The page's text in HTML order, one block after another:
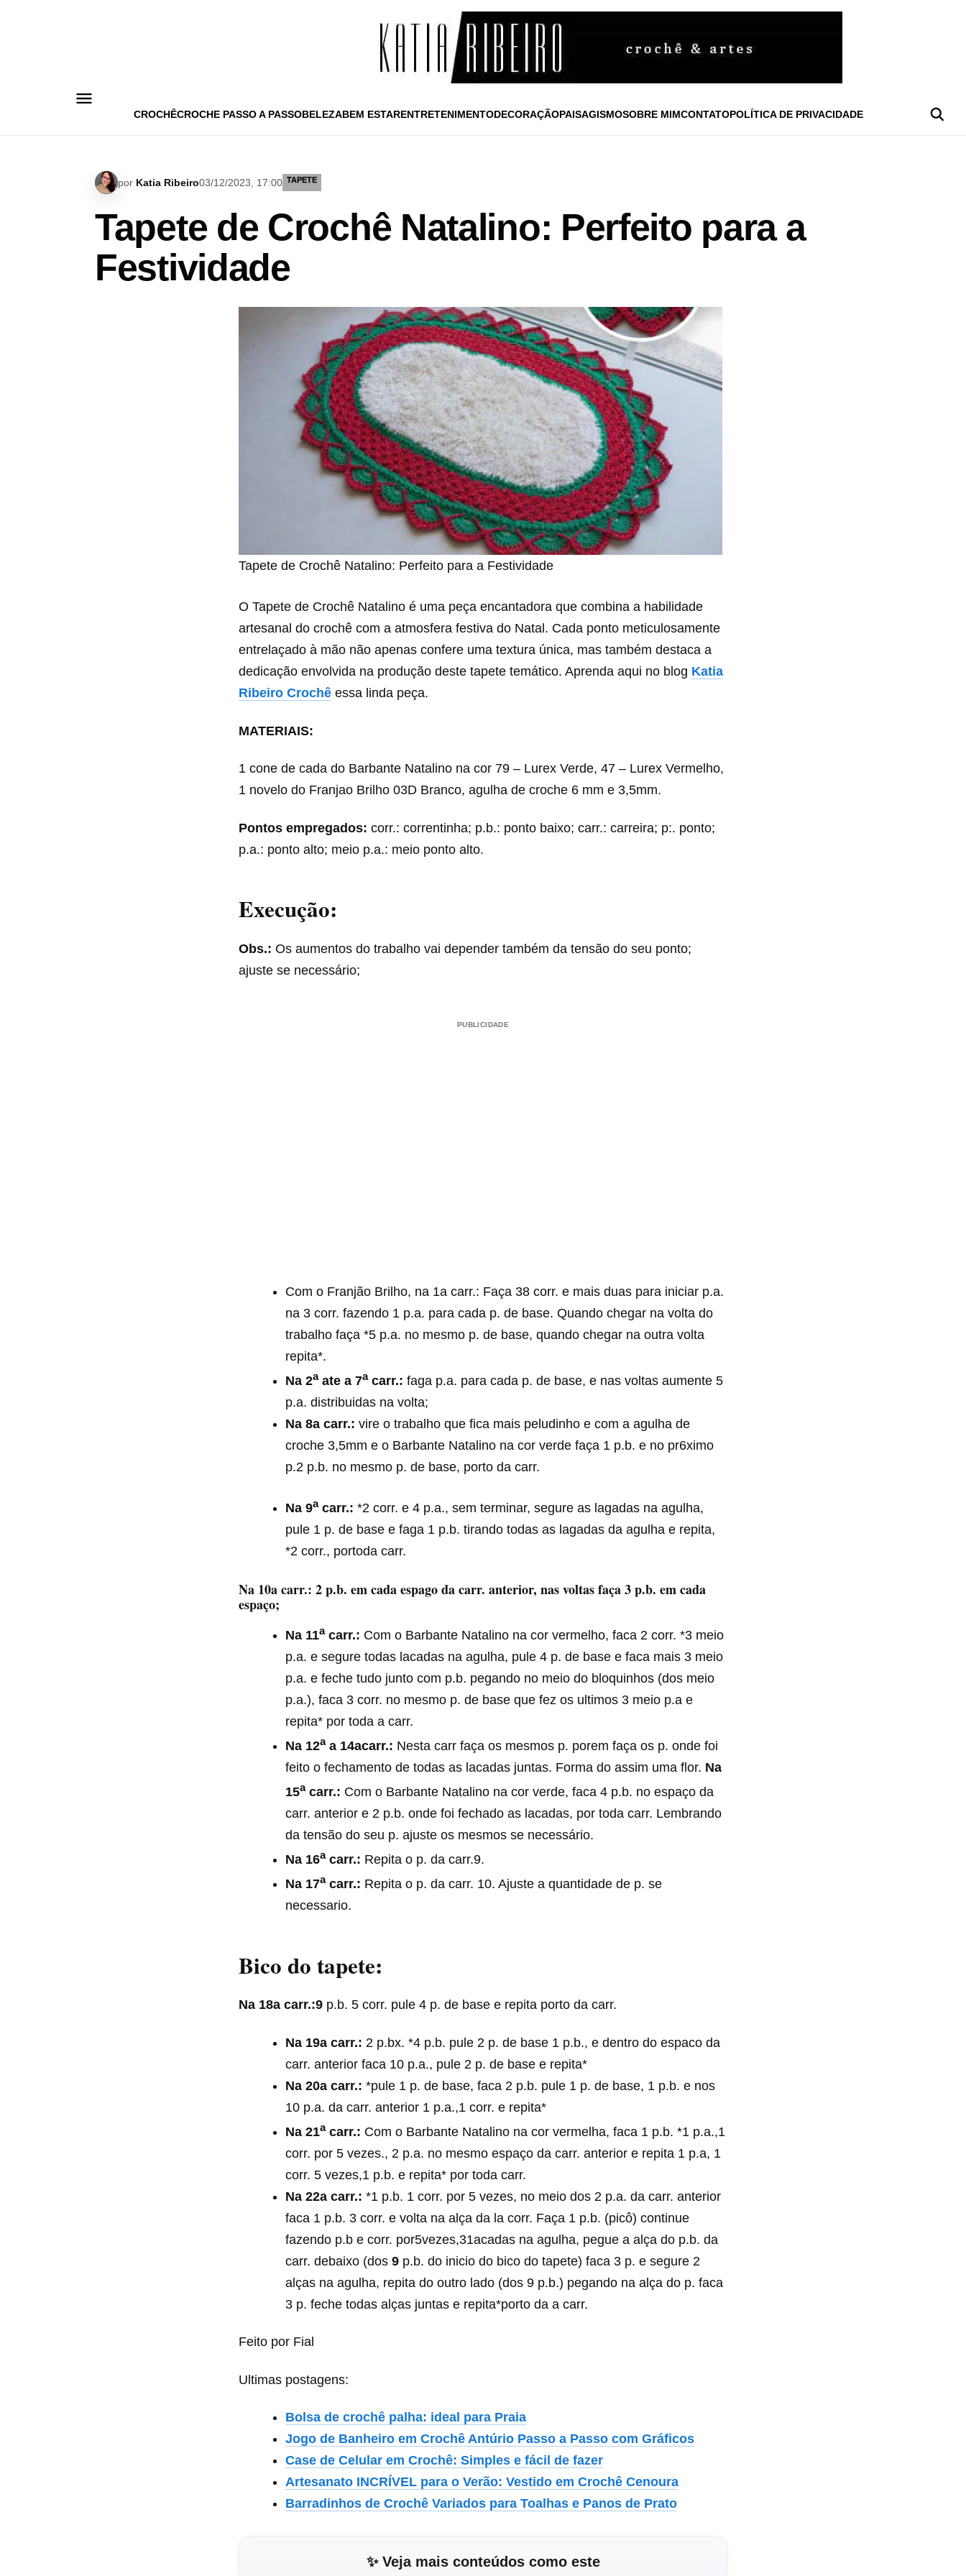
CROCHÊCROCHE PASSO A PASSOBELEZABEM ESTARENTRETENIMENTODECORAÇÃOPAISAGISMOSOBRE MIMCONTATOPOLÍTICA DE PRIVACIDADE
por Katia Ribeiro03/12/2023, 17:00 TAPETE
Tapete de Crochê Natalino: Perfeito para a
Festividade
Tapete de Crochê Natalino: Perfeito para a Festividade
O Tapete de Crochê Natalino é uma peça encantadora que combina a habilidade
artesanal do crochê com a atmosfera festiva do Natal. Cada ponto meticulosamente
entrelaçado à mão não apenas confere uma textura única, mas também destaca a
dedicação envolvida na produção deste tapete temático. Aprenda aqui no blog Katia
Ribeiro Crochê essa linda peça.
MATERIAIS:
1 cone de cada do Barbante Natalino na cor 79 – Lurex Verde, 47 – Lurex Vermelho,
1 novelo do Franjao Brilho 03D Branco, agulha de croche 6 mm e 3,5mm.
Pontos empregados: corr.: correntinha; p.b.: ponto baixo; carr.: carreira; p:. ponto;
p.a.: ponto alto; meio p.a.: meio ponto alto.
Execução:
Obs.: Os aumentos do trabalho vai depender também da tensão do seu ponto;
ajuste se necessário;
PUBLICIDADE
Com o Franjão Brilho, na 1a carr.: Faça 38 corr. e mais duas para iniciar p.a.
na 3 corr. fazendo 1 p.a. para cada p. de base. Quando chegar na volta do
trabalho faça *5 p.a. no mesmo p. de base, quando chegar na outra volta
repita*.
Na2aate a7acarr.:faga p.a. para cada p. de base, e nas voltas aumente 5
p.a. distribuidas na volta;
Na 8a carr.:vire o trabalho que fica mais peludinho e com a agulha de
croche 3,5mm e o Barbante Natalino na cor verde faça 1 p.b. e no pr6ximo
p.2 p.b. no mesmo p. de base, porto da carr.
Na9acarr.:*2 corr. e 4 p.a., sem terminar, segure as lagadas na agulha,
pule 1 p. de base e faga 1 p.b. tirando todas as lagadas da agulha e repita,
*2 corr., portoda carr.
Na 10a carr.: 2 p.b. em cada espago da carr. anterior, nas voltas faça 3 p.b. em cada
espaço;
Na 11acarr.: Com o Barbante Natalino na cor vermelho, faca 2 corr. *3 meio
p.a. e segure todas lacadas na agulha, pule 4 p. de base e faca mais 3 meio
p.a. e feche tudo junto com p.b. pegando no meio do bloquinhos (dos meio
p.a.), faca 3 corr. no mesmo p. de base que fez os ultimos 3 meio p.a e
repita* por toda a carr.
Na 12aa 14acarr.: Nesta carr faça os mesmos p. porem faça os p. onde foi
feito o fechamento de todas as lacadas juntas. Forma do assim uma flor. Na
15acarr.: Com o Barbante Natalino na cor verde, faca 4 p.b. no espaço da
carr. anterior e 2 p.b. onde foi fechado as lacadas, por toda carr. Lembrando
da tensão do seu p. ajuste os mesmos se necessário.
Na 16acarr.: Repita o p. da carr.9.
Na 17acarr.: Repita o p. da carr. 10. Ajuste a quantidade de p. se
necessario.
Bico do tapete:
Na 18a carr.:9 p.b. 5 corr. pule 4 p. de base e repita porto da carr.
Na 19a carr.: 2 p.bx. *4 p.b. pule 2 p. de base 1 p.b., e dentro do espaco da
carr. anterior faca 10 p.a., pule 2 p. de base e repita*
Na 20a carr.:*pule 1 p. de base, faca 2 p.b. pule 1 p. de base, 1 p.b. e nos
10 p.a. da carr. anterior 1 p.a.,1 corr. e repita*
Na 21acarr.: Com o Barbante Natalino na cor vermelha, faca 1 p.b. *1 p.a.,1
corr. por 5 vezes., 2 p.a. no mesmo espaço da carr. anterior e repita 1 p.a, 1
corr. 5 vezes,1 p.b. e repita* por toda carr.
Na 22a carr.:*1 p.b. 1 corr. por 5 vezes, no meio dos 2 p.a. da carr. anterior
faca 1 p.b. 3 corr. e volta na alça da la corr. Faça 1 p.b. (picô) continue
fazendo p.b e corr. por5vezes,31acadas na agulha, pegue a alça do p.b. da
carr. debaixo (dos9 p.b. do inicio do bico do tapete) faca 3 p. e segure 2
alças na agulha, repita do outro lado (dos 9 p.b.) pegando na alça do p. faca
3 p. feche todas alças juntas e repita*porto da a carr.
Feito por Fial
Ultimas postagens:
Bolsa de crochê palha: ideal para Praia
Jogo de Banheiro em Crochê Antúrio Passo a Passo com Gráficos
Case de Celular em Crochê: Simples e fácil de fazer
Artesanato INCRÍVEL para o Verão: Vestido em Crochê Cenoura
Barradinhos de Crochê Variados para Toalhas e Panos de Prato
✨ Veja mais conteúdos como este